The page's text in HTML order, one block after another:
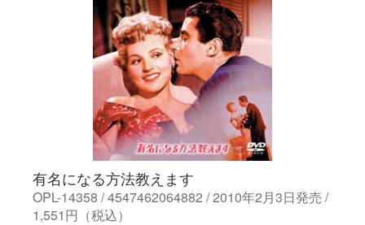
有名になる方法教えます
OPL-14358 / 4547462064882 / 2010年2月3日発売 /
1,551円（税込）